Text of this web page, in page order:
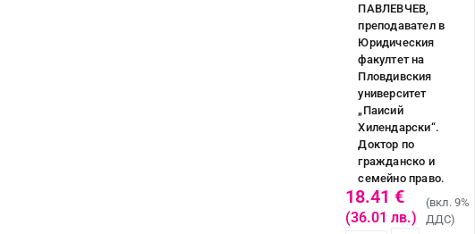
ПАВЛЕВЧЕВ,
преподавател в
Юридическия
факултет на
Пловдивския
университет
„Паисий
Хилендарски“.
Доктор по
гражданско и
семейно право.
18.41 €
(36.01 лв.)
(вкл. 9%
ДДС)